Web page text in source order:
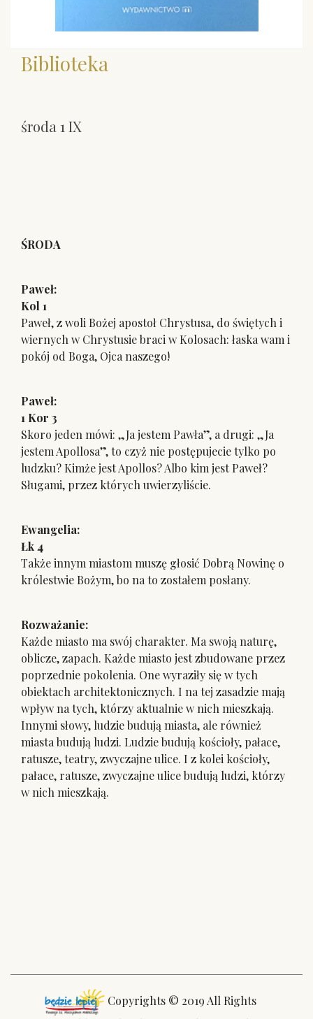
Biblioteka
środa 1 IX
ŚRODA
Paweł:
Kol 1
Paweł, z woli Bożej apostoł Chrystusa, do świętych i
wiernych w Chrystusie braci w Kolosach: łaska wam i
pokój od Boga, Ojca naszego!
Paweł:
1 Kor 3
Skoro jeden mówi: „Ja jestem Pawła”, a drugi: „Ja
jestem Apollosa”, to czyż nie postępujecie tylko po
ludzku? Kimże jest Apollos? Albo kim jest Paweł?
Sługami, przez których uwierzyliście.
Ewangelia:
Łk 4
Także innym miastom muszę głosić Dobrą Nowinę o
królestwie Bożym, bo na to zostałem posłany.
Rozważanie:
Każde miasto ma swój charakter. Ma swoją naturę,
oblicze, zapach. Każde miasto jest zbudowane przez
poprzednie pokolenia. One wyraziły się w tych
obiektach architektonicznych. I na tej zasadzie mają
wpływ na tych, którzy aktualnie w nich mieszkają.
Innymi słowy, ludzie budują miasta, ale również
miasta budują ludzi. Ludzie budują kościoły, pałace,
ratusze, teatry, zwyczajne ulice. I z kolei kościoły,
pałace, ratusze, zwyczajne ulice budują ludzi, którzy
w nich mieszkają.
Copyrights © 2019 All Rights